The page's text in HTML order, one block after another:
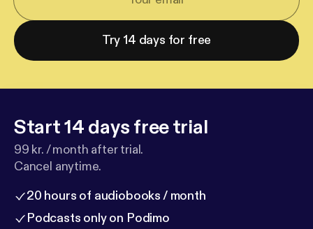
Try 14 days for free
Start 14 days free trial
99 kr. / month after trial.
Cancel anytime.
20 hours of audiobooks / month
Podcasts only on Podimo